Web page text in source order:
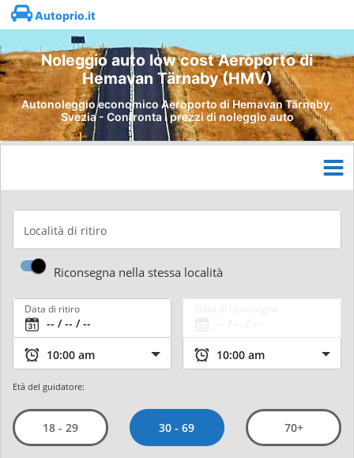
Autoprio.it
Noleggio auto low cost Aeroporto di
Hemavan Tärnaby (HMV)
Autonoleggio economico Aeroporto di Hemavan Tärnaby,
Svezia - Confronta i prezzi di noleggio auto
Località di ritiro
Riconsegna nella stessa località
Data di ritiro
Età del guidatore:
18 - 29 30 - 69 70+